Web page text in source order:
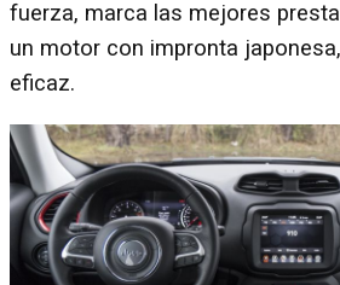
fuerza, marca las mejores
un motor con impronta
eficaz.